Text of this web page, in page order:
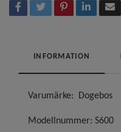
INFORMATION
Varumärke: Dogebos
Modellnummer: S600